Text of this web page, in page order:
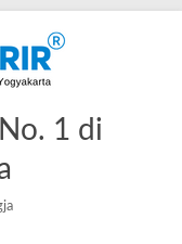
1 di